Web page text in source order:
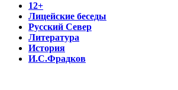
12+
Лицейские беседы
Русский Север
Литература
История
И.С.Фрадков